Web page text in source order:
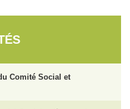
Comité Social et